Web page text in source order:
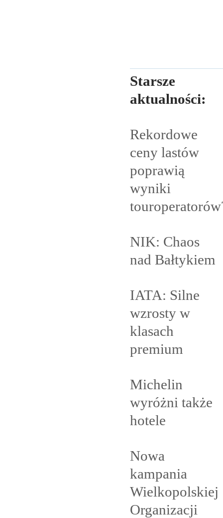
Starsze
aktualności:
Rekordowe
ceny lastów
poprawią
wyniki
NIK: Chaos
nad Bałtykiem
IATA: Silne
wzrosty w
klasach
premium
Michelin
wyróżni także
hotele
Nowa
kampania
Wielkopolskiej
Organizacji